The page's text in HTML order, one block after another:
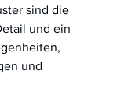
sind die
und ein
und